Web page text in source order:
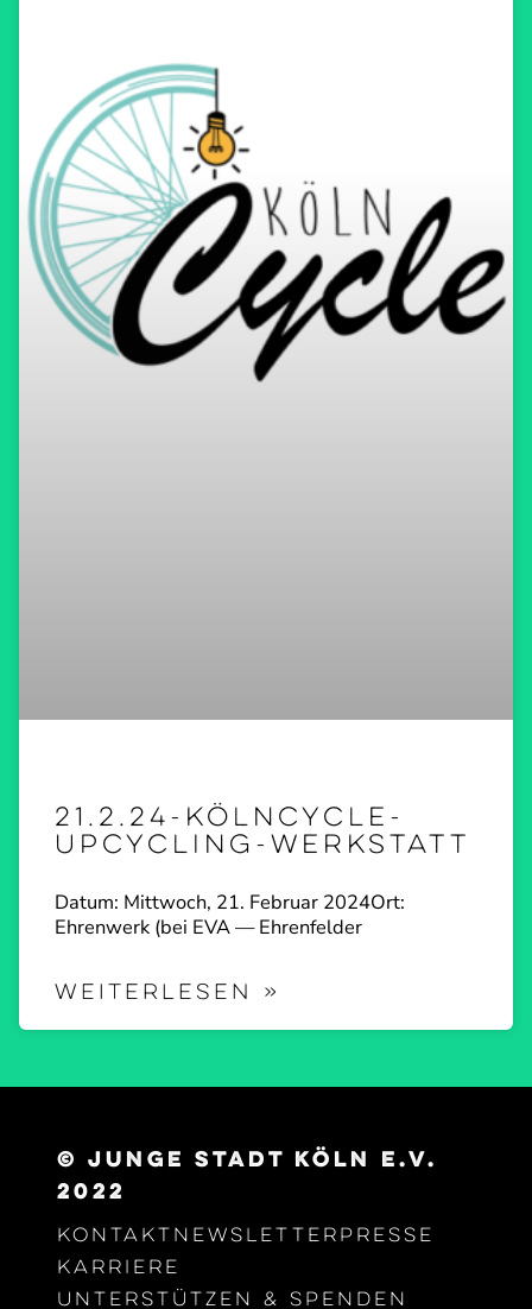
21.2.24-KölnCycle-
Upcycling-Werkstatt
Datum: Mittwoch, 21. Februar 2024Ort:
Ehrenwerk (bei EVA — Ehrenfelder
WEITERLESEN »
© junge Stadt Köln e.V.
2022
Kontakt Newsletter Presse
Karriere
Unter­stützen & Spenden